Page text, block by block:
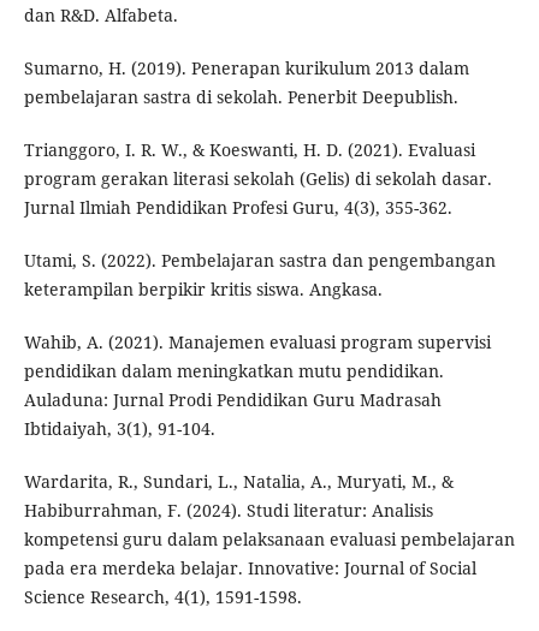
dan R&D. Alfabeta.
Sumarno, H. (2019). Penerapan kurikulum 2013 dalam
pembelajaran sastra di sekolah. Penerbit Deepublish.
Trianggoro, I. R. W., & Koeswanti, H. D. (2021). Evaluasi
program gerakan literasi sekolah (Gelis) di sekolah dasar.
Jurnal Ilmiah Pendidikan Profesi Guru, 4(3), 355-362.
Utami, S. (2022). Pembelajaran sastra dan pengembangan
keterampilan berpikir kritis siswa. Angkasa.
Wahib, A. (2021). Manajemen evaluasi program supervisi
pendidikan dalam meningkatkan mutu pendidikan.
Auladuna: Jurnal Prodi Pendidikan Guru Madrasah
Ibtidaiyah, 3(1), 91-104.
Wardarita, R., Sundari, L., Natalia, A., Muryati, M., &
Habiburrahman, F. (2024). Studi literatur: Analisis
kompetensi guru dalam pelaksanaan evaluasi pembelajaran
pada era merdeka belajar. Innovative: Journal of Social
Science Research, 4(1), 1591-1598.